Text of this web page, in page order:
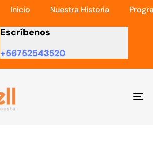
Inicio Nuestra Historia
Escríbenos
+56752543520